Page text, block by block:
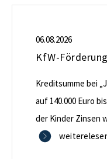
06.08.2026
Kreditsumme bei
auf 140.000 Euro
der Kinder Zinsen
verbilligt: Heutiger